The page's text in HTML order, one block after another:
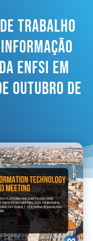
Trabalho
ENFSI Em
Outubro De